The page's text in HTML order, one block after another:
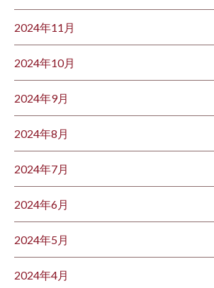
2024年11月
2024年10月
2024年9月
2024年8月
2024年7月
2024年6月
2024年5月
2024年4月